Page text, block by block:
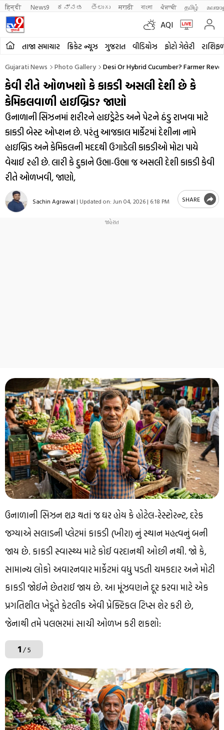
हिन्दी News9 ಕನ್ನಡ తెలుగు मराठी বাংলা ਪੰਜਾਬੀ தமிழ்
AQI
તાજા સમાચાર ક્રિકેટ ન્યૂઝ ગુજરાત વીડિયોઝ ફોટો ગેલેરી
Gujarati News Photo Gallery Desi Or Hybrid Cucumber? Farmer
કેવી રીતે ઓળખશો કે કાકડી અસલી દેશી છે કે
કેમિકલવાળી હાઇબ્રિડ? જાણો
ઉનાળાની સિઝનમાં શરીરને હાઇડ્રેટેડ અને પેટને ઠંડુ રાખવા માટે
કાકડી બેસ્ટ ઓપ્શન છે. પરંતુ આજકાલ માર્કેટમાં દેશીના નામે
હાઇબ્રિડ અને કેમિકલની મદદથી ઉગાડેલી કાકડીઓ મોટા પાયે
વેચાઈ રહી છે. લારી કે દુકાને ઉભા-ઉભા જ અસલી દેશી કાકડી કેવી
રીતે ઓળખવી, જાણો,
Sachin Agrawal | Updated on: Jun 04, 2026 | 6:18 PM SHARE
ઉનાળાની સિઝન શરૂ થતાં જ ઘર હોય કે હોટેલ-રેસ્ટોરન્ટ, દરેક
જગ્યાએ સલાડની પ્લેટમાં કાકડી (ખીરા) નું સ્થાન મહત્વનું બની
જાય છે. કાકડી સ્વાસ્થ્ય માટે કોઈ વરદાનથી ઓછી નથી. જો કે,
સામાન્ય લોકો અવારનવાર માર્કેટમાં વધુ પડતી ચમકદાર અને મોટી
કાકડી જોઈને છેતરાઈ જાય છે. આ મૂંઝવણને દૂર કરવા માટે એક
પ્રગતિશીલ ખેડૂતે કેટલીક એવી પ્રેક્ટિકલ ટિપ્સ શેર કરી છે,
જેનાથી તમે પલભરમાં સાચી ઓળખ કરી શકશો:
1/ 5